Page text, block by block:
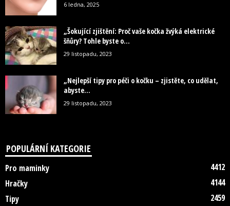
6 ledna, 2025
„Šokující zjištění: Proč vaše kočka žvýká elektrické
šňůry? Tohle byste o...
29 listopadu, 2023
„Nejlepší tipy pro péči o kočku – zjistěte, co udělat,
abyste...
29 listopadu, 2023
POPULÁRNÍ KATEGORIE
Pro maminky
4412
Hračky
4144
Tipy
2459